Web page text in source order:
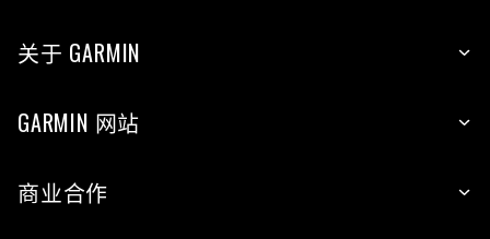
关于 GARMIN
GARMIN 网站
商业合作